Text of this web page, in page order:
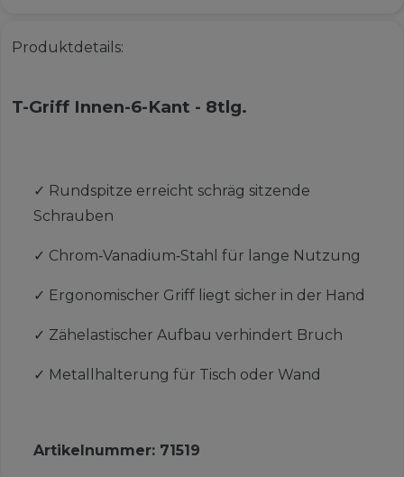
Produktdetails:
T-Griff Innen-6-Kant - 8tlg.
✓ Rundspitze erreicht schräg sitzende
Schrauben
✓ Chrom‑Vanadium‑Stahl für lange Nutzung
✓ Ergonomischer Griff liegt sicher in der Hand
✓ Zähelastischer Aufbau verhindert Bruch
✓ Metallhalterung für Tisch oder Wand
Artikelnummer: 71519